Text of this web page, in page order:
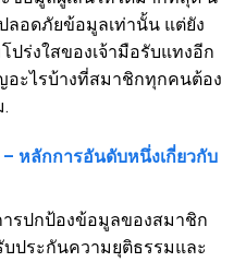
อดภัยข้อมูลเท่านั้น แต่ยัง
ปร่งใสของเจ้ามือรับแทงอีก
ะไรบ้างที่สมาชิกทุกคนต้อง
หลักการอันดับหนึ่งเกี่ยวกับ
รปกป้องข้อมูลของสมาชิก
บประกันความยุติธรรมและ